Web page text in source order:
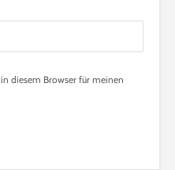
diesem Browser für meinen